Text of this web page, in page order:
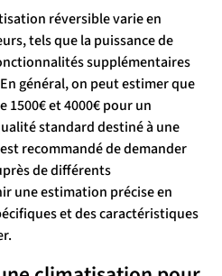
réversible varie en
tels que la puissance de
supplémentaires
général, on peut estimer que
1500€ et 4000€ pour un
standard destiné à une
recommandé de demander
de différents
une estimation précise en
et des caractéristiques